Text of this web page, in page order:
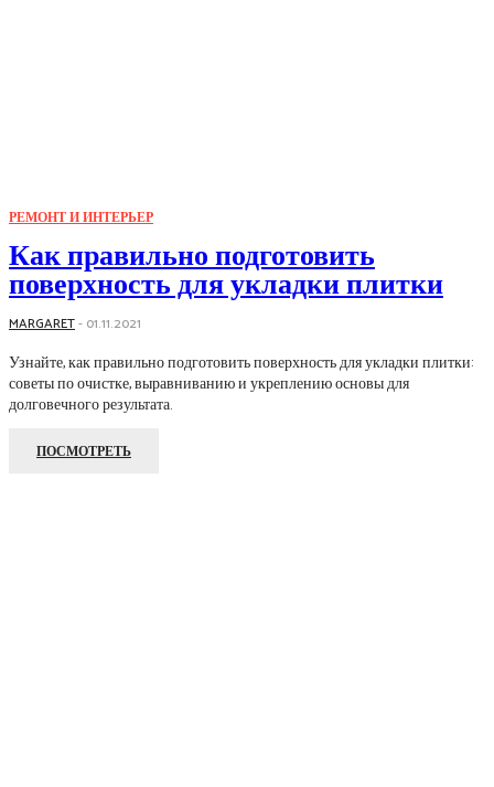
РЕМОНТ И ИНТЕРЬЕР
Как правильно подготовить
поверхность для укладки плитки
MARGARET- 01.11.2021
Узнайте, как правильно подготовить поверхность для укладки плитки:
советы по очистке, выравниванию и укреплению основы для
долговечного результата.
ПОСМОТРЕТЬ